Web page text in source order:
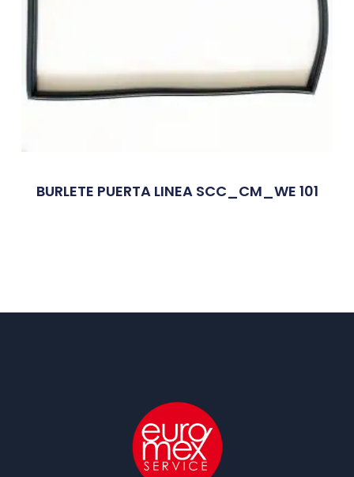
BURLETE PUERTA LINEA SCC_CM_WE 101